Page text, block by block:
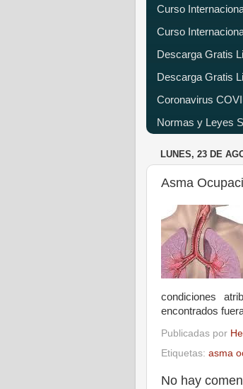
Curso
Curso
Descarga Gratis
Descarga Gratis
Coronavirus
Normas y Leyes
LUNES, 23 DE
Asma
condiciones
encontrados
Publicadas por
Etiquetas: asma
No hay